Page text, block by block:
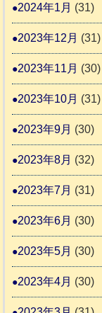
2024年1月 (31)
2023年12月 (31)
2023年11月 (30)
2023年10月 (31)
2023年9月 (30)
2023年8月 (32)
2023年7月 (31)
2023年6月 (30)
2023年5月 (30)
2023年4月 (30)